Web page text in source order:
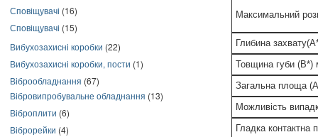
Сповіщувачі (16)
Сповіщувачі (15)
Вибухозахисні коробки (22)
Вибухозахисні коробки, пости (1)
Віброобладнання (67)
Вібровипробувальне обладнання (13)
Віброплити (6)
Віброрейки (4)
Максимальний
Глибина
Товщина губи (B*)
Загальна площа
Можливість
Гладка контактна